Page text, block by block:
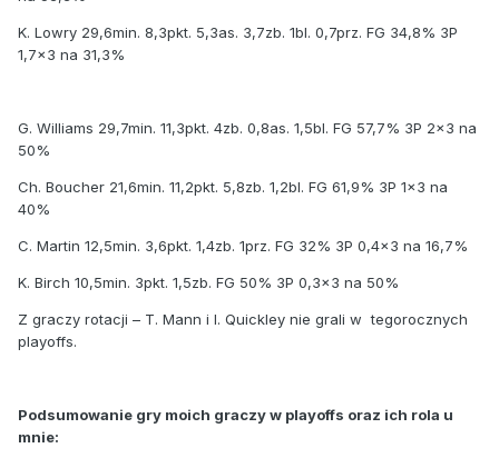
K. Lowry 29,6min. 8,3pkt. 5,3as. 3,7zb. 1bl. 0,7prz. FG 34,8% 3P
1,7x3 na 31,3%
G. Williams 29,7min. 11,3pkt. 4zb. 0,8as. 1,5bl. FG 57,7% 3P 2x3 na
50%
Ch. Boucher 21,6min. 11,2pkt. 5,8zb. 1,2bl. FG 61,9% 3P 1x3 na
40%
C. Martin 12,5min. 3,6pkt. 1,4zb. 1prz. FG 32% 3P 0,4x3 na 16,7%
K. Birch 10,5min. 3pkt. 1,5zb. FG 50% 3P 0,3x3 na 50%
Z graczy rotacji – T. Mann i I. Quickley nie grali w tegorocznych
playoffs.
Podsumowanie gry moich graczy w playoffs oraz ich rola u
mnie: